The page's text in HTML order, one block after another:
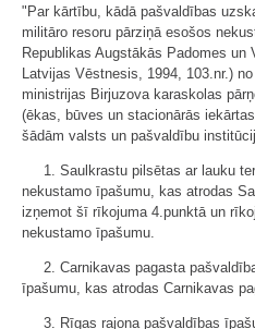
"Par kārtību, kādā pašvaldības
militāro resoru pārziņā esošos
Republikas Augstākās Padomes un
Latvijas Vēstnesis, 1994, 103.nr.)
ministrijas Birjuzova karaskolas
(ēkas, būves un stacionārās
šādām valsts un pašvaldību
1. Saulkrastu pilsētas ar lauku
nekustamo īpašumu, kas atrodas
izņemot šī rīkojuma 4.punktā un
nekustamo īpašumu.
2. Carnikavas pagasta
īpašumu, kas atrodas Carnikavas
3. Rīgas rajona pašvaldības